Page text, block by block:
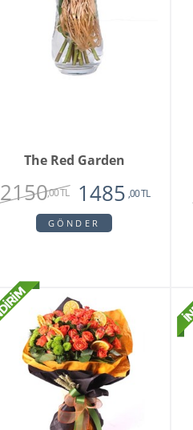
The Red Garden
2150,00 TL 1485 ,00 TL
GÖNDER